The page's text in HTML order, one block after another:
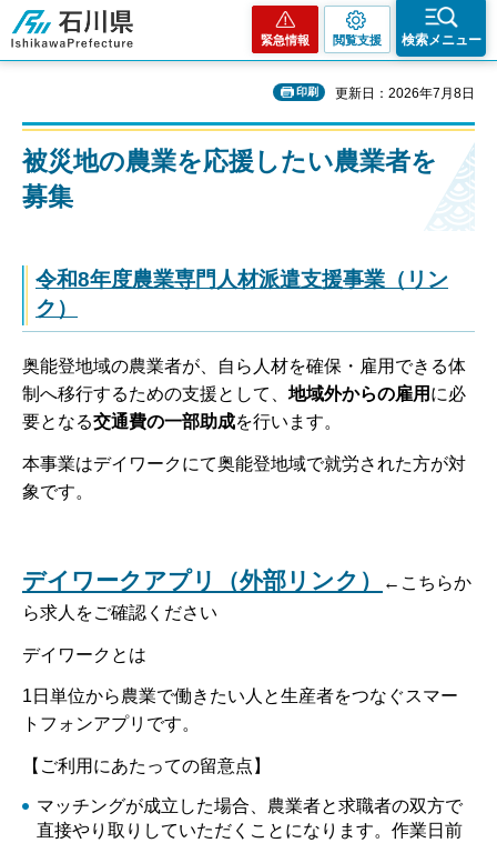
石川県
緊急情報 閲覧支援 検索メニュー
印刷 更新日：2026年7月8日
被災地の農業を応援したい農業者を
募集
令和8年度農業専門人材派遣支援事業（リン
ク）
奥能登地域の農業者が、自ら人材を確保・雇用できる体
制へ移行するための支援として、 地域外からの雇用 に必
要となる交通費の一部助成を行います。
本事業はデイワークにて奥能登地域で就労された方が対
象です。
デイワークアプリ（外部リンク）
←こちらか
ら求人をご確認ください
デイワークとは
1日単位から農業で働きたい人と生産者をつなぐスマー
トフォンアプリです。
【ご利用にあたっての留意点】
マッチングが成立した場合、農業者と求職者の双方で
直接やり取りしていただくことになります。作業日前